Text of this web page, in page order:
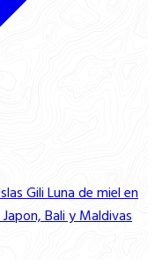
GiliLuna de miel en
Japon, Bali y Maldivas